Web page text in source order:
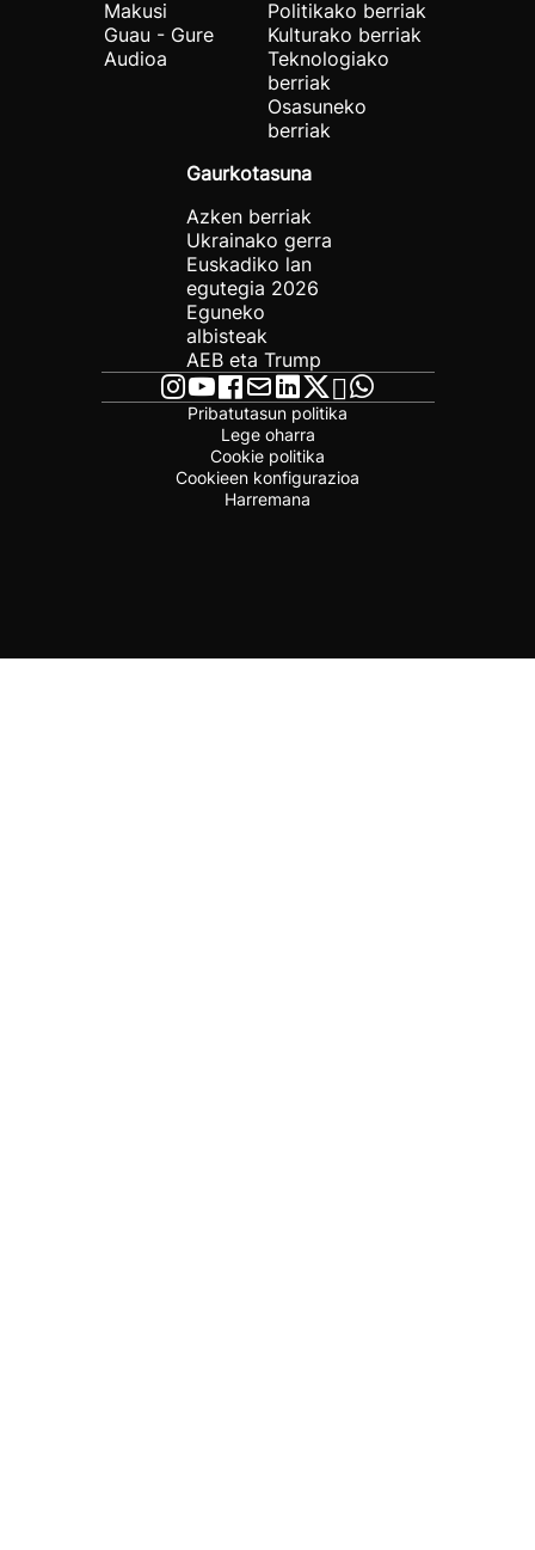
Makusi
Guau - Gure
Audioa
Politikako berriak
Kulturako berriak
Teknologiako
berriak
Osasuneko
berriak
Gaurkotasuna
Azken berriak
Ukrainako gerra
Euskadiko lan
egutegia 2026
Eguneko
albisteak
AEB eta Trump
Pribatutasun politika
Lege oharra
Cookie politika
Cookieen konfigurazioa
Harremana